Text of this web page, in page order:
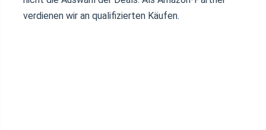
verdienen wir an qualifizierten Käufen.